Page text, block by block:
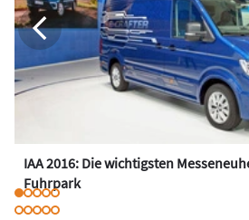
IAA 2016: Die wichtigsten
Fuhrpark